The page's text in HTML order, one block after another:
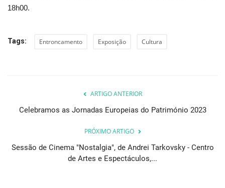
18h00.
Tags: Entroncamento Exposição Cultura
ARTIGO ANTERIOR
Celebramos as Jornadas Europeias do Património 2023
PRÓXIMO ARTIGO
Sessão de Cinema "Nostalgia", de Andrei Tarkovsky - Centro
de Artes e Espectáculos,...